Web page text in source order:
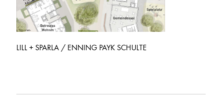
LILL + SPARLA / ENNING PAYK SCHULTE